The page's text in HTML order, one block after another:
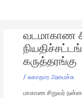
வடமாகாண
கருத்தரங்கு
/ சுகாதார அமைச்சு
மாகாண சிறுவர்
navigation